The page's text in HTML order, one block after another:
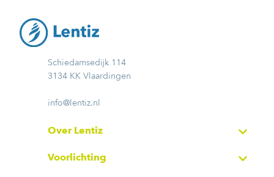
Schiedamsedijk 114
3134 KK Vlaardingen
info@lentiz.nl
Over Lentiz
Voorlichting